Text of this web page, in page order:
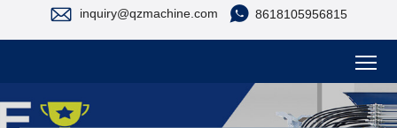
 inquiry@qzmachine.com  8618105956815